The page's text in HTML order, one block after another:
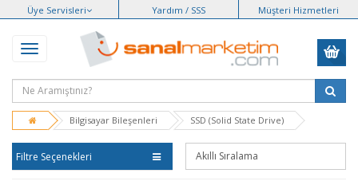
Üye Servisleri Yardım / SSS Müşteri Hizmetleri
Bilgisayar Bileşenleri SSD (Solid State Drive)
Filtre Seçenekleri